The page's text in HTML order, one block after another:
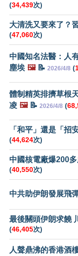
(34,439次)
大清洗又要來了？
(47,060次)
中國知名法醫：人
塵埃 🖼️📝 2026/4/8 (
體制精英排擠草根
凌 🖼️📝 2026/4/8 (
「和平」還是「招
(44,624次)
中國核電廠爆200
(40,550次)
中共助伊朗發展飛
最後關頭伊朗求饒
(46,405次)
人聲鼎沸的香港酒